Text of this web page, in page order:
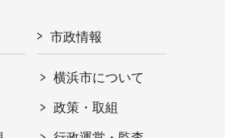
市政情報
横浜市について
政策・取組